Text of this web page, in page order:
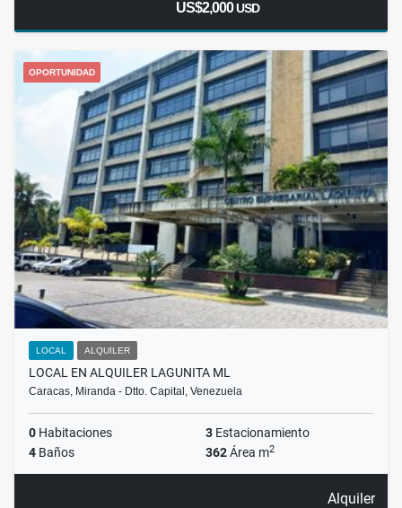
US$2,000USD
OPORTUNIDAD
LOCAL ALQUILER
LOCAL EN ALQUILER LAGUNITA ML
Caracas, Miranda - Dtto. Capital, Venezuela
0 Habitaciones 3 Estacionamiento
4 Baños 362Área m2
Alquiler